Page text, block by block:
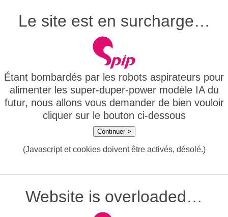
Le site est en surcharge…
Étant bombardés par les robots aspirateurs pour
alimenter les super-duper-power modèle IA du
futur, nous allons vous demander de bien vouloir
cliquer sur le bouton ci-dessous
Continuer >
(Javascript et cookies doivent être activés, désolé.)
Website is overloaded…